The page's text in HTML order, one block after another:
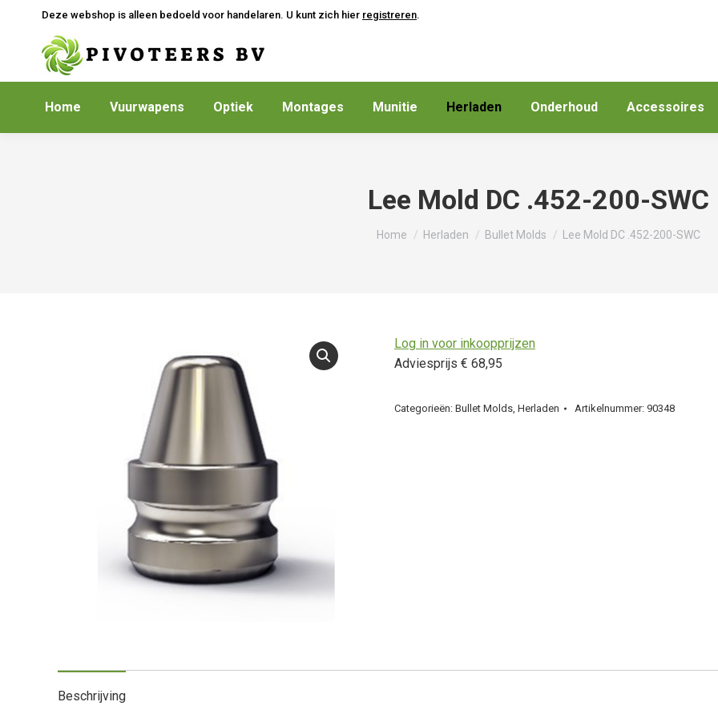
Deze webshop is alleen bedoeld voor handelaren. U kunt zich hier registreren.
Home Vuurwapens Optiek Montages Munitie Herladen Onderhoud Accessoires
Lee Mold DC .452-200-SWC
Je bent hier:
Home Herladen Bullet Molds Lee Mold DC .452-200-SWC
Log in voor inkoopprijzen
Adviesprijs € 68,95
Categorieën: Bullet Molds, Herladen Artikelnummer: 90348
Beschrijving